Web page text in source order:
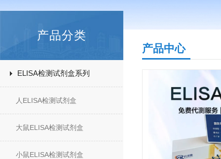
产品分类
ELISA检测试剂盒系列
人ELISA检测试剂盒
大鼠ELISA检测试剂盒
小鼠ELISA检测试剂盒
产品中心